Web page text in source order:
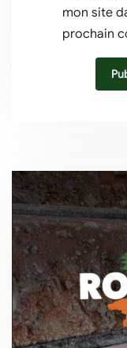
mon site
prochain